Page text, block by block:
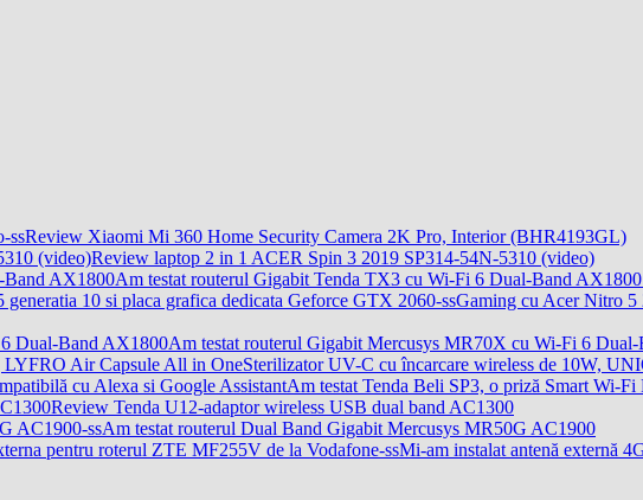
Review Xiaomi Mi 360 Home Security Camera 2K Pro, Interior (BHR4193GL)
Review laptop 2 in 1 ACER Spin 3 2019 SP314-54N-5310 (video)
Am testat routerul Gigabit Tenda TX3 cu Wi-Fi 6 Dual-Band
Gaming cu Acer Nitro 5
Am testat routerul Gigabit Mercusys MR70X cu Wi-Fi 6
Sterilizator UV-C cu încarcare wireless de 10W,
Am testat Tenda Beli SP3, o priză Smart Wi-
Review Tenda U12-adaptor wireless USB dual band AC1300
Am testat routerul Dual Band Gigabit Mercusys MR50G AC1900
Mi-am instalat antenă externă